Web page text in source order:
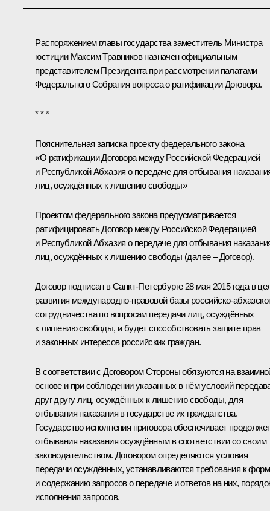
Распоряжением главы государства заместитель Министра
юстиции Максим Травников назначен официальным
представителем Президента при рассмотрении палатами
Федерального Собрания вопроса о ратификации Договора.
* * *
Пояснительная записка проекту федерального закона
«О ратификации Договора между Российской Федерацией
и Республикой Абхазия о передаче для отбывания
лиц, осуждённых к лишению свободы»
Проектом федерального закона предусматривается
ратифицировать Договор между Российской Федерацией
и Республикой Абхазия о передаче для отбывания
лиц, осуждённых к лишению свободы (далее – Договор).
Договор подписан в Санкт-Петербурге 28 мая 2015 года в
развития международно-правовой базы российско-
сотрудничества по вопросам передачи лиц, осуждённых
к лишению свободы, и будет способствовать защите прав
и законных интересов российских граждан.
В соответствии с Договором Стороны обязуются на
основе и при соблюдении указанных в нём условий
друг другу лиц, осуждённых к лишению свободы, для
отбывания наказания в государстве их гражданства.
Государство исполнения приговора обеспечивает
отбывания наказания осуждённым в соответствии со своим
законодательством. Договором определяются условия
передачи осуждённых, устанавливаются требования к
и содержанию запросов о передаче и ответов на них,
исполнения запросов.